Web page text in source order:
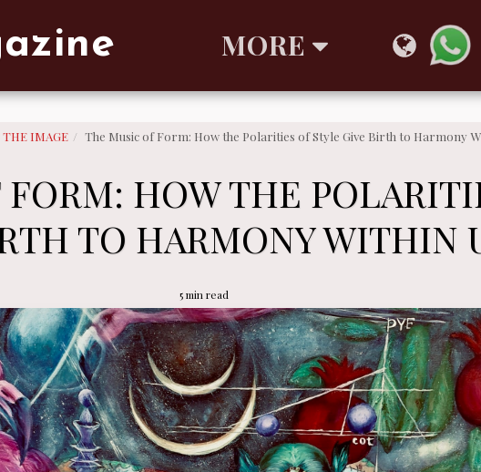
MORE
THE IMAGE The Music of Form: How the Polarities of Style Give Birth to Harmony
HOW THE
TO HARMONY WITHIN
5 min read